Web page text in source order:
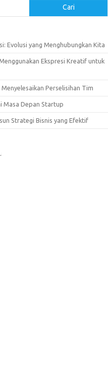
Cari
Evolusi yang Menghubungkan Kita
Ekspresi Kreatif untuk
Perselisihan Tim
Masa Depan Startup
Strategi Bisnis yang Efektif